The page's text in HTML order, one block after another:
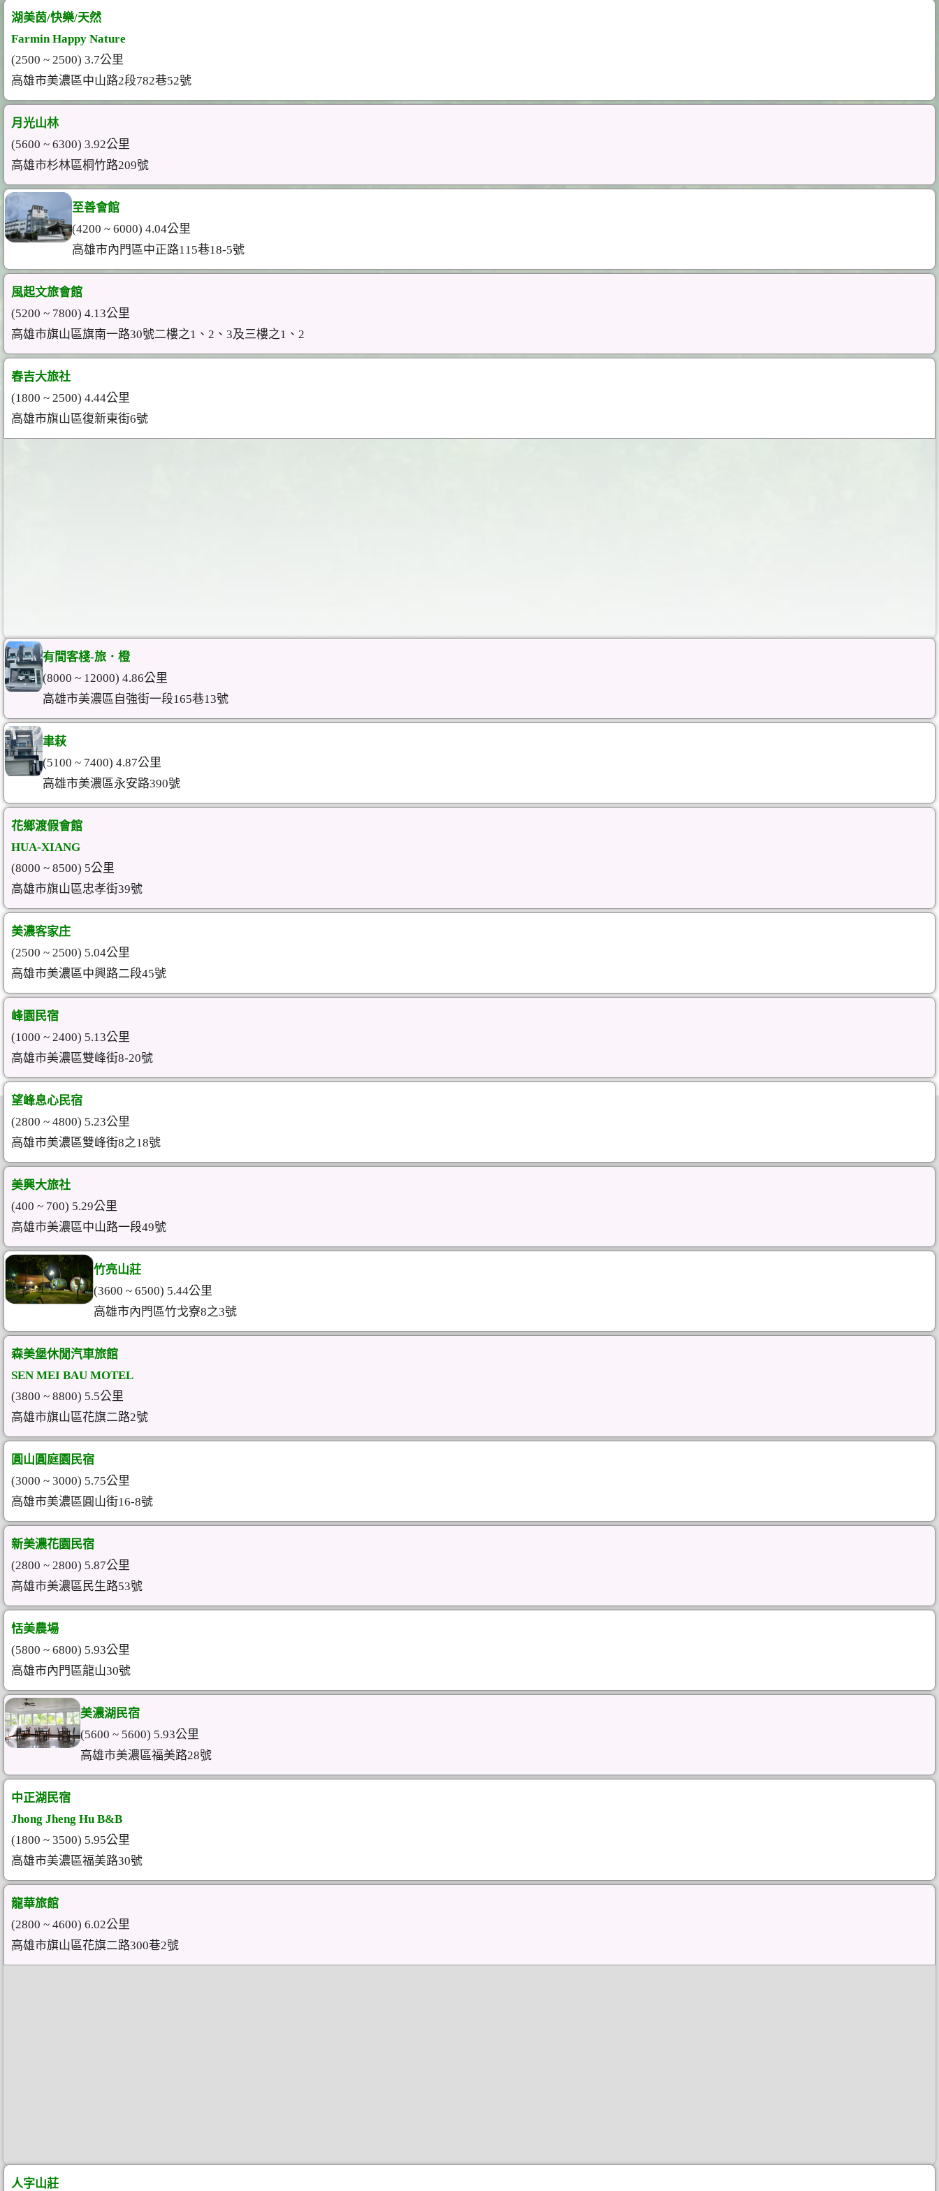
湖美茵/快樂/天然
Farmin Happy Nature
(2500 ~ 2500) 3.7公里
高雄市美濃區中山路2段782巷52號
月光山林
(5600 ~ 6300) 3.92公里
高雄市杉林區桐竹路209號
至善會館
(4200 ~ 6000) 4.04公里
高雄市內門區中正路115巷18-5號
風起文旅會館
(5200 ~ 7800) 4.13公里
高雄市旗山區旗南一路30號二樓之1、2、3及三樓之1、2
春吉大旅社
(1800 ~ 2500) 4.44公里
高雄市旗山區復新東街6號
有間客棧-旅．橙
(8000 ~ 12000) 4.86公里
高雄市美濃區自強街一段165巷13號
聿萩
(5100 ~ 7400) 4.87公里
高雄市美濃區永安路390號
花鄉渡假會館
HUA-XIANG
(8000 ~ 8500) 5公里
高雄市旗山區忠孝街39號
美濃客家庄
(2500 ~ 2500) 5.04公里
高雄市美濃區中興路二段45號
峰園民宿
(1000 ~ 2400) 5.13公里
高雄市美濃區雙峰街8-20號
望峰息心民宿
(2800 ~ 4800) 5.23公里
高雄市美濃區雙峰街8之18號
美興大旅社
(400 ~ 700) 5.29公里
高雄市美濃區中山路一段49號
竹亮山莊
(3600 ~ 6500) 5.44公里
高雄市內門區竹戈寮8之3號
森美堡休閒汽車旅館
SEN MEI BAU MOTEL
(3800 ~ 8800) 5.5公里
高雄市旗山區花旗二路2號
圓山圓庭園民宿
(3000 ~ 3000) 5.75公里
高雄市美濃區圓山街16-8號
新美濃花園民宿
(2800 ~ 2800) 5.87公里
高雄市美濃區民生路53號
恬美農場
(5800 ~ 6800) 5.93公里
高雄市內門區龍山30號
美濃湖民宿
(5600 ~ 5600) 5.93公里
高雄市美濃區福美路28號
中正湖民宿
Jhong Jheng Hu B&B
(1800 ~ 3500) 5.95公里
高雄市美濃區福美路30號
龍華旅館
(2800 ~ 4600) 6.02公里
高雄市旗山區花旗二路300巷2號
人字山莊